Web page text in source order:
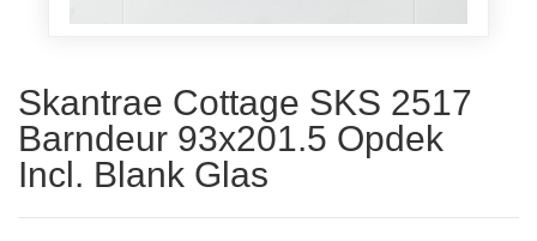
Skantrae Cottage SKS 2517
Barndeur 93x201.5 Opdek
Incl. Blank Glas